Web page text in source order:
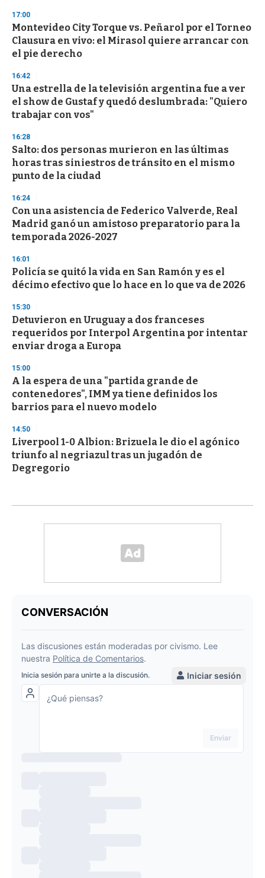
d
s
o
f
3
s
e
c
o
n
17:00
Montevideo City Torque vs. Peñarol por el Torneo
Clausura en vivo: el Mirasol quiere arrancar con
el pie derecho
16:42
Una estrella de la televisión argentina fue a ver
el show de Gustaf y quedó deslumbrada: "Quiero
trabajar con vos"
16:28
Salto: dos personas murieron en las últimas
horas tras siniestros de tránsito en el mismo
punto de la ciudad
16:24
Con una asistencia de Federico Valverde, Real
Madrid ganó un amistoso preparatorio para la
temporada 2026-2027
16:01
Policía se quitó la vida en San Ramón y es el
décimo efectivo que lo hace en lo que va de 2026
15:30
Detuvieron en Uruguay a dos franceses
requeridos por Interpol Argentina por intentar
enviar droga a Europa
15:00
A la espera de una "partida grande de
contenedores", IMM ya tiene definidos los
barrios para el nuevo modelo
14:50
Liverpool 1-0 Albion: Brizuela le dio el agónico
triunfo al negriazul tras un jugadón de
Degregorio